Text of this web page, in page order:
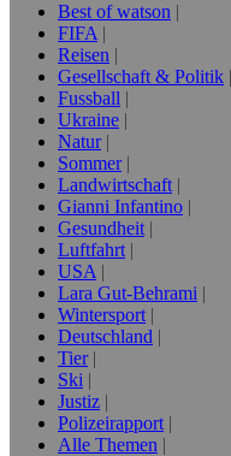
Best of watson
FIFA
Reisen
Gesellschaft & Politik
Fussball
Ukraine
Natur
Sommer
Landwirtschaft
Gianni Infantino
Gesundheit
Luftfahrt
USA
Lara Gut-Behrami
Wintersport
Deutschland
Tier
Ski
Justiz
Polizeirapport
Alle Themen